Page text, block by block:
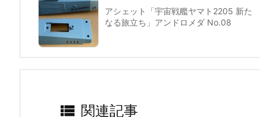
アシェット「宇宙戦艦ヤマト2205 新た
なる旅立ち」アンドロメダ No.08
 関連記事